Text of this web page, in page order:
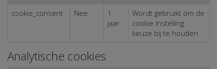
cookie_consent
Nee
1
jaar
Wordt gebruikt om de
cookie instelling
keuze bij te houden
Analytische cookies